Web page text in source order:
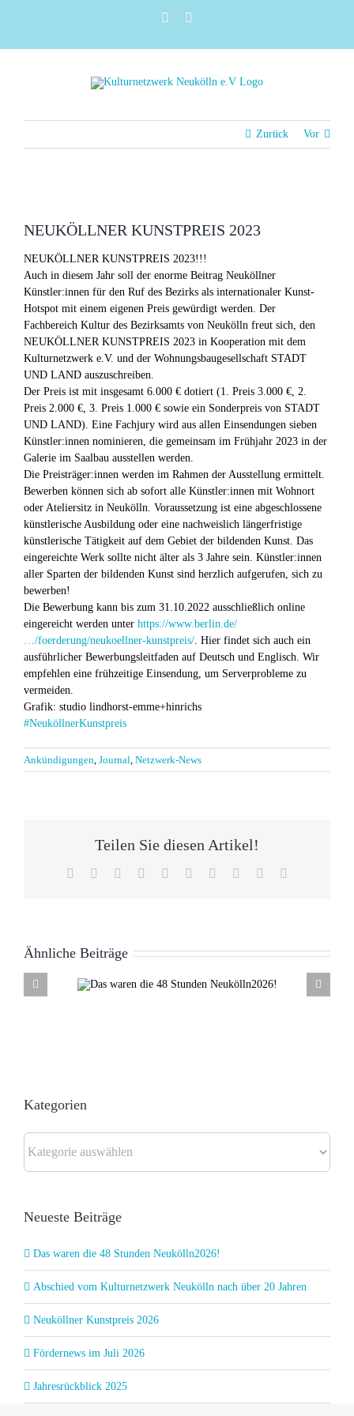
Instagram
Zurück Vor
Bild
NEUKÖLLNER KUNSTPREIS 2023
NEUKÖLLNER KUNSTPREIS 2023!!!
Auch in diesem Jahr soll der enorme Beitrag Neuköllner
Künstler:innen für den Ruf des Bezirks als internationaler Kunst-
Hotspot mit einem eigenen Preis gewürdigt werden. Der
Fachbereich Kultur des Bezirksamts von Neukölln freut sich, den
NEUKÖLLNER KUNSTPREIS 2023 in Kooperation mit dem
Kulturnetzwerk e.V. und der Wohnungsbaugesellschaft STADT
UND LAND auszuschreiben.
Der Preis ist mit insgesamt 6.000 € dotiert (1. Preis 3.000 €, 2.
Preis 2.000 €, 3. Preis 1.000 € sowie ein Sonderpreis von STADT
UND LAND). Eine Fachjury wird aus allen Einsendungen sieben
Künstler:innen nominieren, die gemeinsam im Frühjahr 2023 in der
Galerie im Saalbau ausstellen werden.
Die Preisträger:innen werden im Rahmen der Ausstellung ermittelt.
Bewerben können sich ab sofort alle Künstler:innen mit Wohnort
oder Ateliersitz in Neukölln. Voraussetzung ist eine abgeschlossene
künstlerische Ausbildung oder eine nachweislich längerfristige
künstlerische Tätigkeit auf dem Gebiet der bildenden Kunst. Das
eingereichte Werk sollte nicht älter als 3 Jahre sein. Künstler:innen
aller Sparten der bildenden Kunst sind herzlich aufgerufen, sich zu
bewerben!
Die Bewerbung kann bis zum 31.10.2022 ausschließlich online
eingereicht werden unter https://www.berlin.de/
…/foerderung/neukoellner-kunstpreis/. Hier findet sich auch ein
ausführlicher Bewerbungsleitfaden auf Deutsch und Englisch. Wir
empfehlen eine frühzeitige Einsendung, um Serverprobleme zu
vermeiden.
Grafik: studio lindhorst-emme+hinrichs
#NeuköllnerKunstpreis
Ankündigungen, Journal, Netzwerk-News
Teilen Sie diesen Artikel!
Facebook Reddit LinkedInWhatsApp
TumblrPinterest Xing
Ähnliche Beiträge
48
Abschied vom Kulturnetzwerk
Neukölln nach über 20 Jahren
Kategorien
Neueste Beiträge
Das waren die 48 Stunden Neukölln2026!
Abschied vom Kulturnetzwerk Neukölln nach über 20 Jahren
Neuköllner Kunstpreis 2026
Fördernews im Juli 2026
Jahresrückblick 2025